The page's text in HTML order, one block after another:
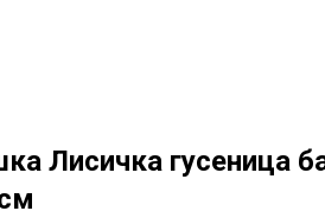
Лисичка гусеница